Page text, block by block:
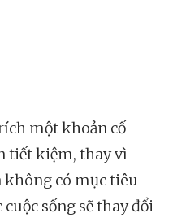
một khoản cố
tiết kiệm, thay vì
không có mục tiêu
sống sẽ thay đổi